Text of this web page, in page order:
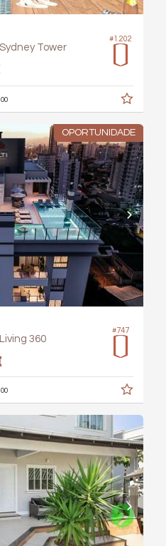
#1.202
Tower
00
OPORTUNIDADE
#747
360
00